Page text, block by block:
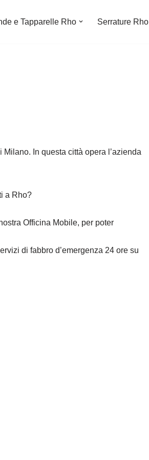
e Tapparelle Rho Serrature Rho
In questa città opera l’azienda
a Rho?
Officina Mobile, per poter
di fabbro d’emergenza 24 ore su